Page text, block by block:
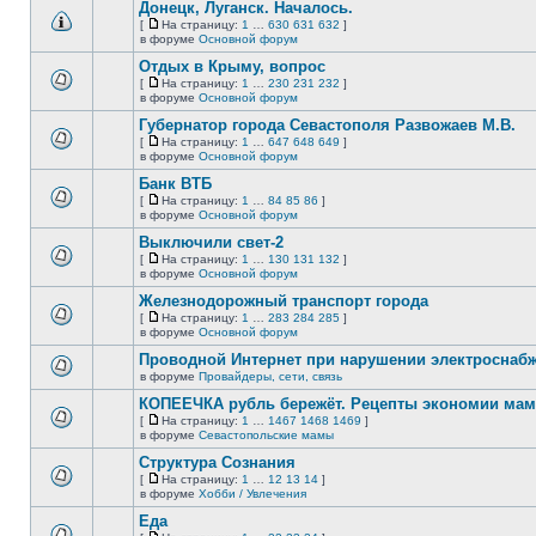
непрочитанных
сообщений.
этой
непрочитанных
сообщений.
Донецк, Луганск. Началось.
[
На
страницу
На страницу: 1 630 631 632 ]
в форуме Основной форум
этой
непрочитанных
сообщений.
Отдых в Крыму, вопрос
[
На
страницу
На страницу: 1 230 231 232 ]
в форуме Основной форум
этой
непрочитанных
сообщений.
Губернатор города Севастополя Развожаев М.В.
[
На
страницу
На страницу: 1 647 648 649 ]
в форуме Основной форум
этой
непрочитанных
сообщений.
Банк ВТБ
[
На
страницу
На страницу: 1 84 85 86 ]
в форуме Основной форум
этой
непрочитанных
сообщений.
Выключили свет-2
[
На
страницу
На страницу: 1 130 131 132 ]
в форуме Основной форум
этой
непрочитанных
сообщений.
Железнодорожный транспорт города
[
На
страницу
На страницу: 1 283 284 285 ]
в форуме Основной форум
непрочитанных
сообщений.
Проводной Интернет при нарушении
в форуме Провайдеры, сети, связь
этой
непрочитанных
сообщений.
КОПЕЕЧКА рубль бережёт. Рецепты экономии
[
На
страницу
На страницу: 1 1467 1468 1469 ]
в форуме Севастопольские мамы
этой
Структура Сознания
[
На
страницу
На страницу: 1 12 13 14 ]
в форуме Хобби / Увлечения
Еда